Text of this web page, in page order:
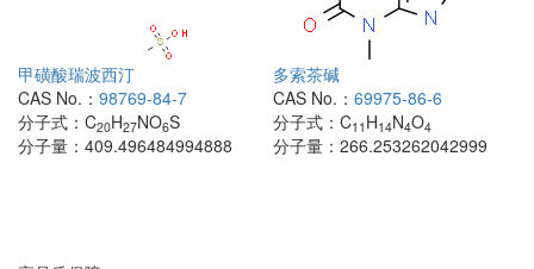
甲磺酸瑞波西汀
CAS No.： 98769-84-7
分子式： C20H27NO6S
分子量： 409.496484994888
多索茶碱
CAS No.： 69975-86-6
分子式： C11 H14N4O4
分子量： 266.253262042999